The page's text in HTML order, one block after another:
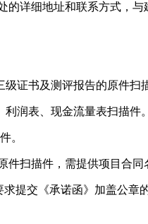
详细地址和联系方式，
证书及测评报告的原件扫
润表、现金流量表扫描件。
。
扫描件，需提供项目合同
提交《承诺函》加盖公章